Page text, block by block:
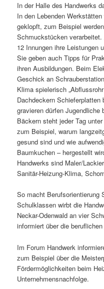
In der Halle des Handwerks
In den Lebenden
geklopft, zum Beispiel
Schmuckstücken
12 Innungen ihre Leistungen
Sie geben auch Tipps für
ihren Ausbildungen. Beim
Geschick an
Klima spielerisch
Dachdeckern
gravieren dürfen
Bäckern steht jeder Tag
zum Beispiel, warum
gesund sind und wie
Baumkuchen – hergestellt
Handwerks sind Maler/
Sanitär-Heizung-Klima,
So macht Berufsorientierung
Schulklassen wirbt die
Neckar-Odenwald an vier
informiert über die
Im Forum Handwerk
zum Beispiel über die
Fördermöglichkeiten beim
Unternehmensnachfolge.